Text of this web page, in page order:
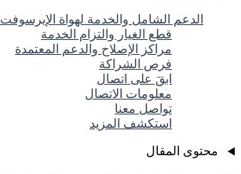
الدعم الشامل والخدمة لهواة الإيرسوفت
قطع الغيار والتزام الخدمة
مراكز الإصلاح والدعم المعتمدة
فرص الشراكة
ابقَ على اتصال
معلومات الاتصال
تواصل معنا
استكشف المزيد
محتوى المقال